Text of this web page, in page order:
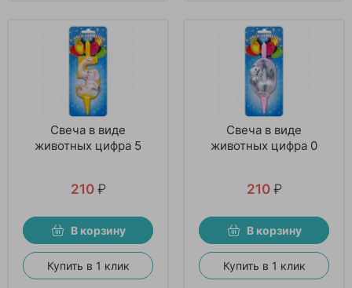
Свеча в виде
животных цифра 5
210 ₽
В корзину
Купить в 1 клик
Свеча в виде
животных цифра 0
210 ₽
В корзину
Купить в 1 клик